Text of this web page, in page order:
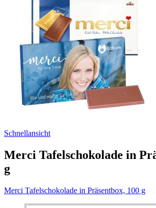
Schnellansicht
Merci Tafelschokolade in
g
Merci Tafelschokolade in Präsentbox, 100 g